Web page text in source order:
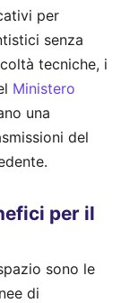
per
senza
tecniche, i
Ministero
una
del
per il
sono le
di